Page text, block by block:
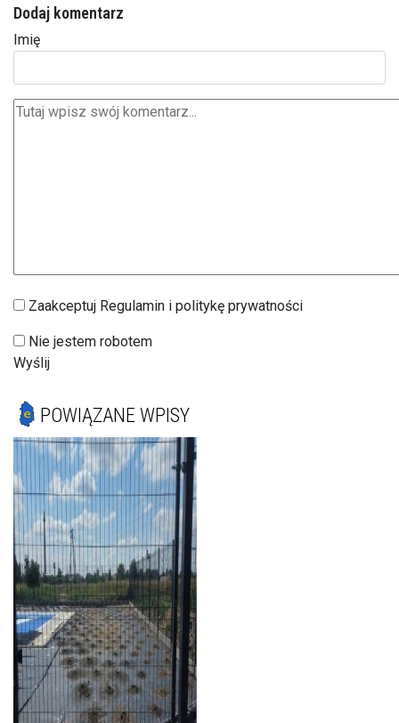
Dodaj komentarz
Imię
Zaakceptuj Regulamin i politykę prywatności
Nie jestem robotem
Wyślij
POWIĄZANE WPISY